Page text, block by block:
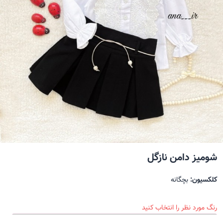
شومیز دامن نازگل
کلکسیون: بچگانه
رنگ مورد نظر را انتخاب کنید